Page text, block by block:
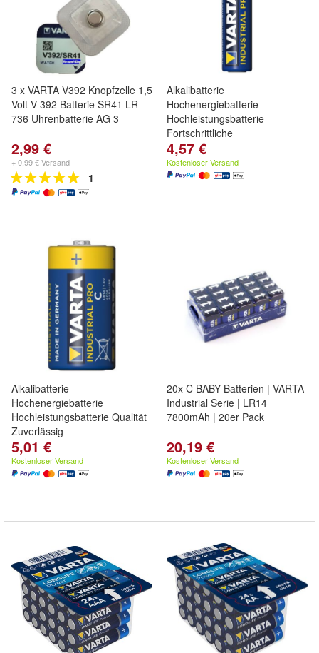
3 x VARTA V392 Knopfzelle 1,5
Volt V 392 Batterie SR41 LR
736 Uhrenbatterie AG 3
2,99 €
+ 0,99 € Versand
1
Alkalibatterie
Hochenergiebatterie
Hochleistungsbatterie
Fortschrittliche
4,57 €
Kostenloser Versand
Alkalibatterie
Hochenergiebatterie
Hochleistungsbatterie Qualität
Zuverlässig
5,01 €
Kostenloser Versand
20x C BABY Batterien | VARTA
Industrial Serie | LR14
7800mAh | 20er Pack
20,19 €
Kostenloser Versand